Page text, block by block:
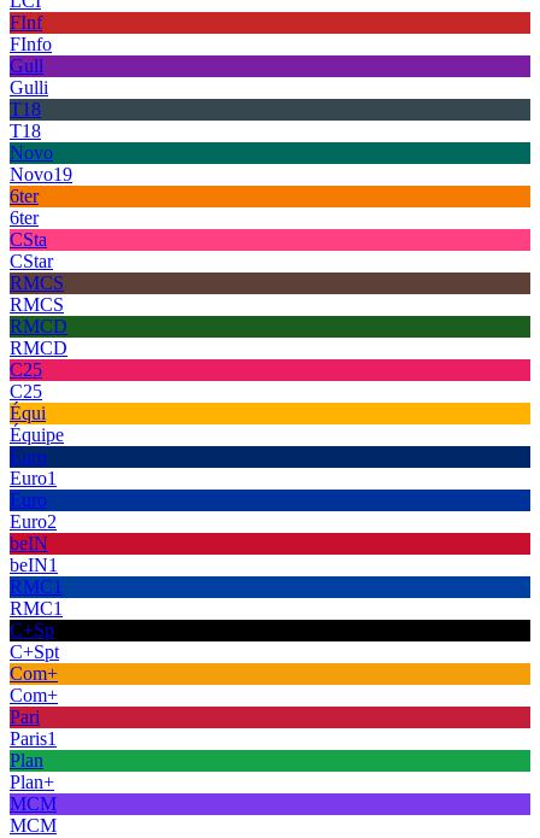
FInf
FInfo
Gull
Gulli
T18
T18
Novo
Novo19
6ter
6ter
CSta
CStar
RMCS
RMCS
RMCD
RMCD
C25
C25
Équi
Équipe
Euro
Euro1
Euro
Euro2
beIN
beIN1
RMC1
RMC1
C+Sp
C+Spt
Com+
Com+
Pari
Paris1
Plan
Plan+
MCM
MCM